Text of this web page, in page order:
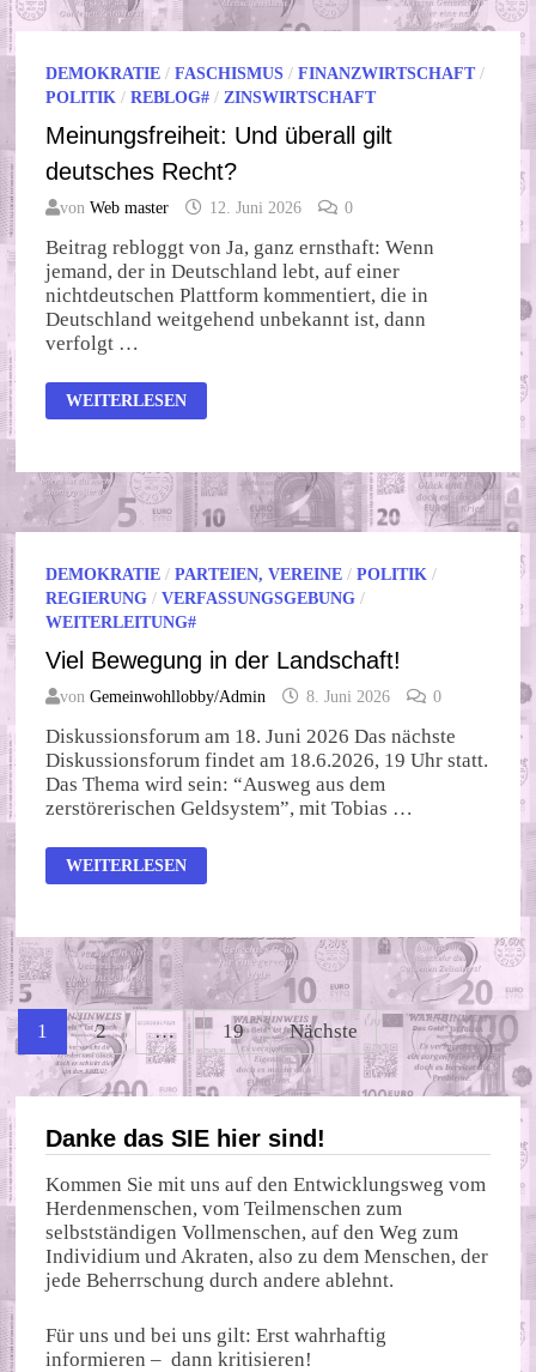
DEMOKRATIE /FASCHISMUS /FINANZWIRTSCHAFT/
POLITIK /REBLOG# /ZINSWIRTSCHAFT
Meinungsfreiheit: Und überall gilt
deutsches Recht?
vonWeb master 12. Juni 2026 0
Beitrag rebloggt von Ja, ganz ernsthaft: Wenn
jemand, der in Deutschland lebt, auf einer
nichtdeutschen Plattform kommentiert, die in
Deutschland weitgehend unbekannt ist, dann
verfolgt …
MEINUNGSFREIHEIT:
UND
RECHT?
WEITERLESEN
DEMOKRATIE /PARTEIEN, VEREINE /POLITIK /
REGIERUNG /VERFASSUNGSGEBUNG /
WEITERLEITUNG#
Viel Bewegung in der Landschaft!
vonGemeinwohllobby/Admin 8. Juni 2026 0
Diskussionsforum am 18. Juni 2026 Das nächste
Diskussionsforum findet am 18.6.2026, 19 Uhr statt.
Das Thema wird sein: “Ausweg aus dem
zerstörerischen Geldsystem”, mit Tobias …
VIEL
BEWEGUNG
WEITERLESEN
Seitennummerierung
der
Beiträge
1 2 … 19 Nächste
Danke das SIE hier sind!
Kommen Sie mit uns auf den Entwicklungsweg vom
Herdenmenschen, vom Teilmenschen zum
selbstständigen Vollmenschen, auf den Weg zum
Individium und Akraten, also zu dem Menschen, der
jede Beherrschung durch andere ablehnt.
Für uns und bei uns gilt: Erst wahrhaftig
informieren – dann kritisieren!